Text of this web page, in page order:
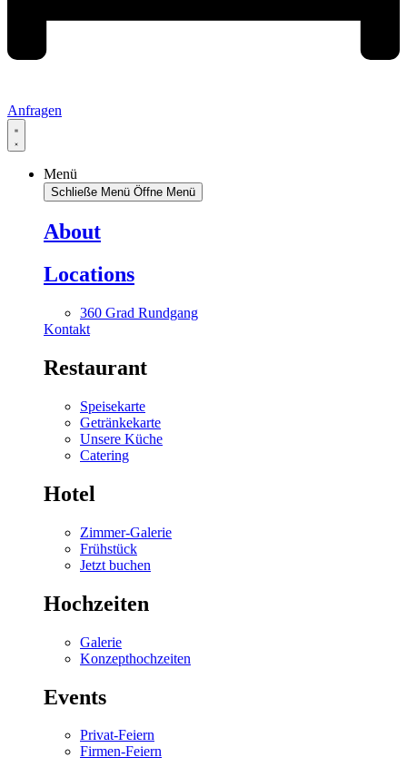
Anfragen
Menü
Schließe Menü Öffne Menü
About
Locations
360 Grad Rundgang
Kontakt
Restaurant
Speisekarte
Getränkekarte
Unsere Küche
Catering
Hotel
Zimmer-Galerie
Frühstück
Jetzt buchen
Hochzeiten
Galerie
Konzepthochzeiten
Events
Privat-Feiern
Firmen-Feiern